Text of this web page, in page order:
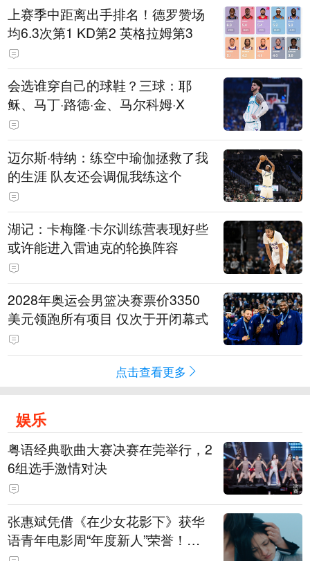
上赛季中距离出手排名！德罗赞场
均6.3次第1 KD第2 英格拉姆第3
会选谁穿自己的球鞋？三球：耶
稣、马丁·路德·金、马尔科姆·X
迈尔斯·特纳：练空中瑜伽拯救了我
的生涯 队友还会调侃我练这个
湖记：卡梅隆·卡尔训练营表现好些
或许能进入雷迪克的轮换阵容
2028年奥运会男篮决赛票价3350
美元领跑所有项目 仅次于开闭幕式
点击查看更多
娱乐
粤语经典歌曲大赛决赛在莞举行，2
6组选手激情对决
张惠斌凭借《在少女花影下》获华
语青年电影周“年度新人”荣誉！该